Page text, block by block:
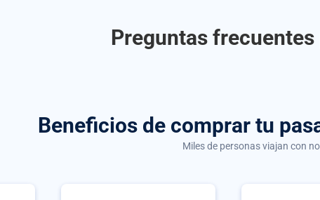
Preguntas frecuentes
Beneficios de comprar tu
Miles de personas viajan con